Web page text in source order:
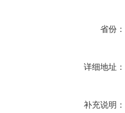
省份：
详细地址：
补充说明：